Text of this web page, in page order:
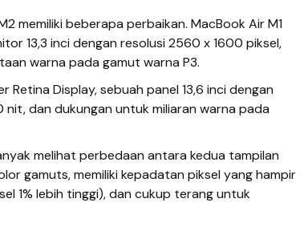
memiliki beberapa perbaikan. MacBook Air M1
13,3 inci dengan resolusi 2560 x 1600 piksel,
warna pada gamut warna P3.
Retina Display, sebuah panel 13,6 inci dengan
dan dukungan untuk miliaran warna pada
melihat perbedaan antara kedua tampilan
gamuts, memiliki kepadatan piksel yang hampir
1% lebih tinggi), dan cukup terang untuk